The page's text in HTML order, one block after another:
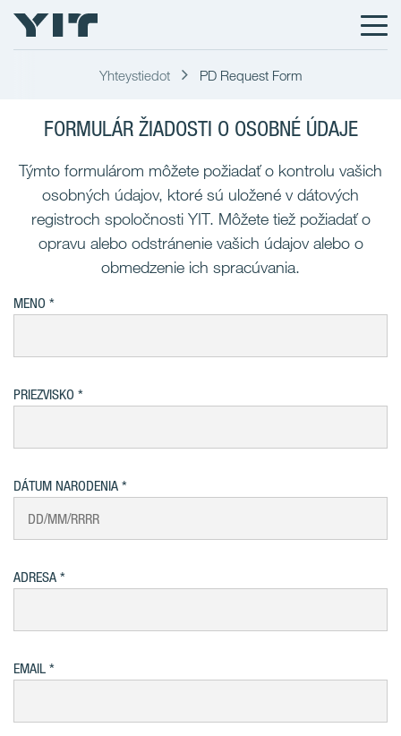
Yhteystiedot PD Request Form
FORMULÁR ŽIADOSTI O OSOBNÉ ÚDAJE
Týmto formulárom môžete požiadať o kontrolu vašich
osobných údajov, ktoré sú uložené v dátových
registroch spoločnosti YIT. Môžete tiež požiadať o
opravu alebo odstránenie vašich údajov alebo o
obmedzenie ich spracúvania.
MENO
PRIEZVISKO
DÁTUM NARODENIA
ADRESA
EMAIL